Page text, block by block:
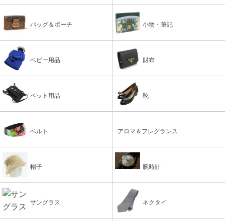
バッグ＆ポーチ 小物・筆記
ベビー用品 財布
ペット用品 靴
ベルト アロマ＆フレグランス
帽子 腕時計
サングラス ネクタイ